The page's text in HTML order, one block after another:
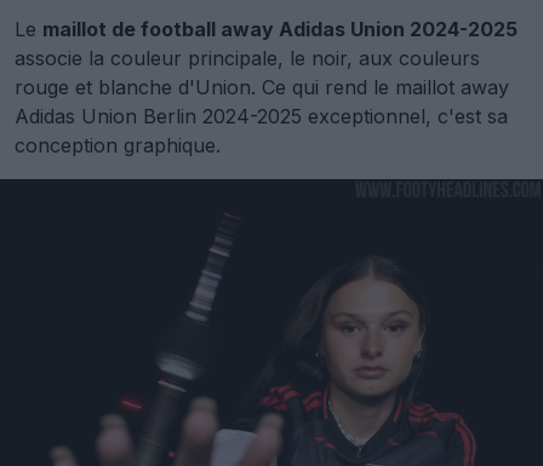
Le maillot de football away Adidas Union 2024-2025
associe la couleur principale, le noir, aux couleurs
rouge et blanche d'Union. Ce qui rend le maillot away
Adidas Union Berlin 2024-2025 exceptionnel, c'est sa
conception graphique.